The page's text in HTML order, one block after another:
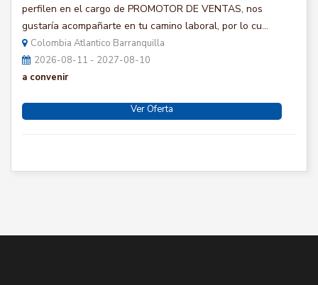
perfilen en el cargo de PROMOTOR DE VENTAS, nos
gustaría acompañarte en tu camino laboral, por lo cu...
Colombia Atlantico Barranquilla
2026-08-11 - 2027-08-10
a convenir
Ver Oferta